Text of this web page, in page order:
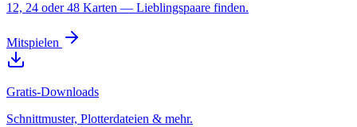
12, 24 oder 48 Karten — Lieblingspaare finden.
Mitspielen
Gratis-Downloads
Schnittmuster, Plotterdateien & mehr.